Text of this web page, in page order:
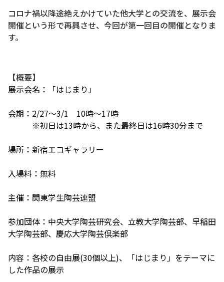
コロナ禍以降途絶えかけていた他大学との交流を、展示会
開催という形で再興させ、今回が第一回目の開催となりま
す。
【概要】
展示会名：「はじまり」
会期：2/27～3/1 10時〜17時
※初日は13時から、また最終日は16時30分まで
場所：新宿エコギャラリー
入場料：無料
主催：関東学生陶芸連盟
参加団体：中央大学陶芸研究会、立教大学陶芸部、 早稲田
大学陶芸部、慶応大学陶芸倶楽部
内容：各校の自由展(30個以上)、「はじまり」 をテーマに
した作品の展示